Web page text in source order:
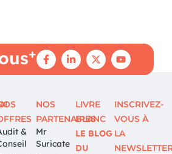
+
&
NOS
PARTENAIRES
Mr
Suricate
LIVRE
BLANC
LE BLOG
DU
INSCRIVEZ-
VOUS À
LA